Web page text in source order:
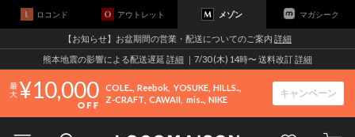
ロコンド アウトレット メゾン マガシーク
【お知らせ】お盆期間の営業・配送についてのご案内 詳細
熊本地震の影響による配送遅延 詳細 ｜7/30 (木) 14時〜 送料改訂詳細
10,000 COLE.. Reebok YOSUKE HILLS..
Z-CRAFT CAWAII mis.. NIKE
キャンペーン